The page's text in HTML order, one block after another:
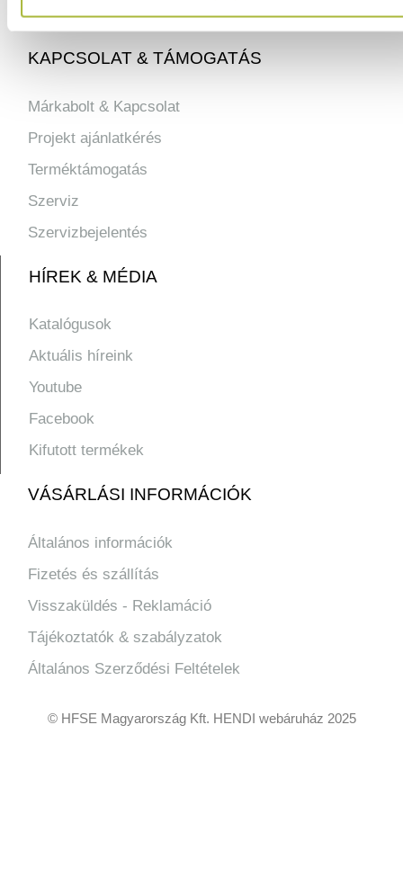
KAPCSOLAT & TÁMOGATÁS
Márkabolt & Kapcsolat
Projekt ajánlatkérés
Terméktámogatás
Szerviz
Szervizbejelentés
HÍREK & MÉDIA
Katalógusok
Aktuális híreink
Youtube
Facebook
Kifutott termékek
VÁSÁRLÁSI INFORMÁCIÓK
Általános információk
Fizetés és szállítás
Visszaküldés - Reklamáció
Tájékoztatók & szabályzatok
Általános Szerződési Feltételek
© HFSE Magyarország Kft. HENDI webáruház 2025